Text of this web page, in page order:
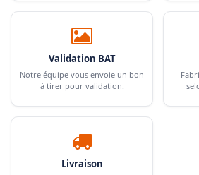
Validation BAT
Notre équipe vous envoie un bon
à tirer pour validation.
Livraison